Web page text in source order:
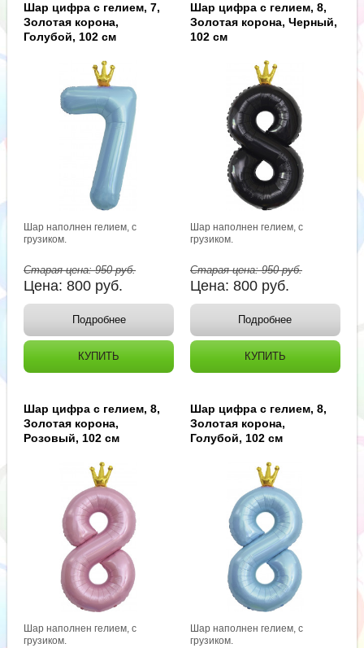
Шар цифра с гелием, 7,
Золотая корона,
Голубой, 102 см
Шар наполнен гелием, с
грузиком.
Старая цена:950руб.
Цена:800 руб.
Подробнее
КУПИТЬ
Шар цифра с гелием, 8,
Золотая корона, Черный,
102 см
Шар наполнен гелием, с
грузиком.
Старая цена:950руб.
Цена: 800 руб.
Подробнее
КУПИТЬ
Шар цифра с гелием, 8,
Золотая корона,
Розовый, 102 см
Шар наполнен гелием, с
грузиком.
Шар цифра с гелием, 8,
Золотая корона,
Голубой, 102 см
Шар наполнен гелием, с
грузиком.